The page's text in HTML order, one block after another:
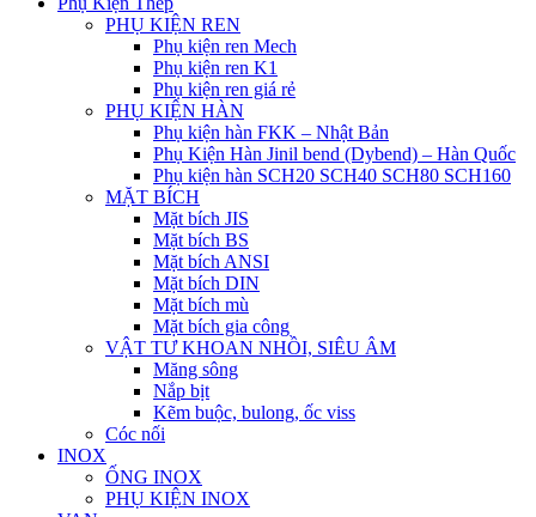
PHỤ KIỆN REN
Phụ kiện ren Mech
Phụ kiện ren K1
Phụ kiện ren giá rẻ
PHỤ KIỆN HÀN
Phụ kiện hàn FKK – Nhật Bản
Phụ Kiện Hàn Jinil bend (Dybend) – Hàn Quốc
Phụ kiện hàn SCH20 SCH40 SCH80 SCH160
MẶT BÍCH
Mặt bích JIS
Mặt bích BS
Mặt bích ANSI
Mặt bích DIN
Mặt bích mù
Mặt bích gia công
VẬT TƯ KHOAN NHỒI, SIÊU ÂM
Măng sông
Nắp bịt
Kẽm buộc, bulong, ốc viss
Cóc nối
INOX
ỐNG INOX
PHỤ KIỆN INOX